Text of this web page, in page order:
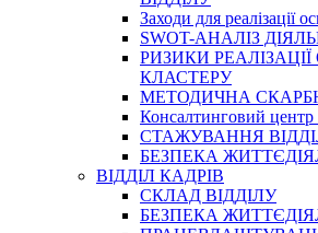
Заходи для реалізації
SWOT-АНАЛІЗ
РИЗИКИ
КЛАСТЕРУ
МЕТОДИЧНА
Консалтинговий
СТАЖУВАННЯ
БЕЗПЕКА
ВІДДІЛ КАДРІВ
СКЛАД ВІДДІЛУ
БЕЗПЕКА